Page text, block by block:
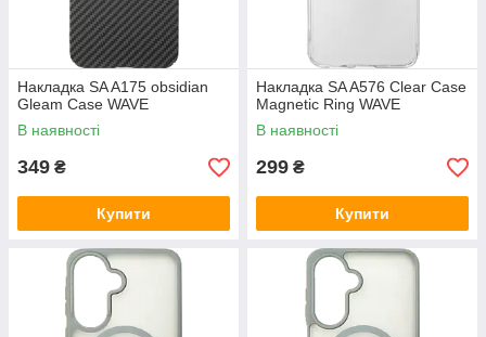
Накладка SA A175 obsidian
Gleam Case WAVE
В наявності
349 ₴
Купити
Накладка SA A576 Clear Case
Magnetic Ring WAVE
В наявності
299 ₴
Купити